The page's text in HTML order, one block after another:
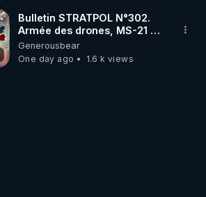
Bulletin STRATPOL N°302.
Armée des drones, MS-21 en
série, missiles coréens.
07.08.2026.
Generousbear
One day ago
1.6 k views